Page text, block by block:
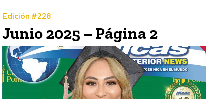
Edición #228
Junio 2025 – Página 2